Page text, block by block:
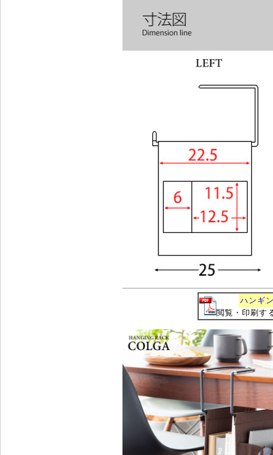
ハンギ
閲覧・印刷す